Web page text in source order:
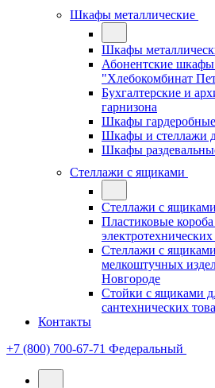
Шкафы металлические
Шкафы
Абонентские
"Хлебокомбинат
Бухгалтерские и
гарнизона
Шкафы гардеробные
Шкафы и стеллажи
Шкафы
Стеллажи с ящиками
Стеллажи с ящиками
Пластиковые
электротехнических
Стеллажи с ящиками
мелкоштучных
Новгороде
Стойки с ящиками
сантехнических
Контакты
+7 (800) 700-67-71 Федеральный